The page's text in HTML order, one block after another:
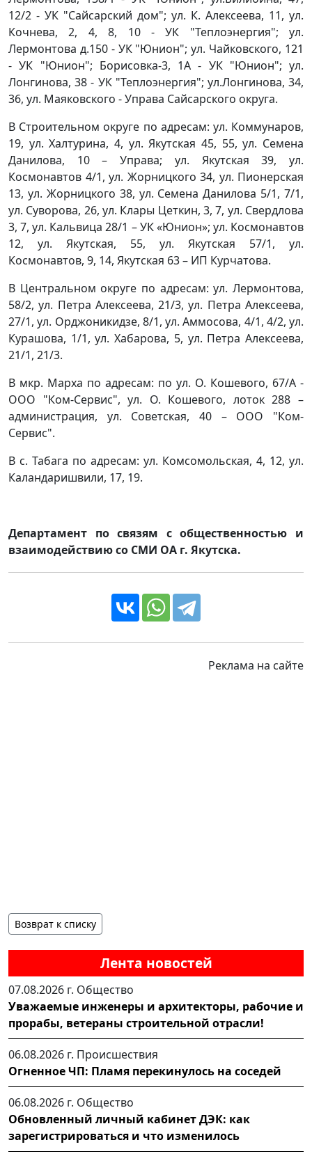
Лента новостей
07.08.2026 г. Общество
Уважаемые инженеры и архитекторы, рабочие и
прорабы, ветераны строительной отрасли!
06.08.2026 г. Происшествия
Огненное ЧП: Пламя перекинулось на соседей
06.08.2026 г. Общество
Обновленный личный кабинет ДЭК: как
зарегистрироваться и что изменилось
12/2 - УК "Сайсарский дом"; ул. К. Алексеева, 11, ул.
Кочнева, 2, 4, 8, 10 - УК "Теплоэнергия"; ул.
Лермонтова д.150 - УК "Юнион"; ул. Чайковского, 121
- УК "Юнион"; Борисовка-3, 1А - УК "Юнион"; ул.
Лонгинова, 38 - УК "Теплоэнергия"; ул.Лонгинова, 34,
36, ул. Маяковского - Управа Сайсарского округа.
В Строительном округе по адресам: ул. Коммунаров,
19, ул. Халтурина, 4, ул. Якутская 45, 55, ул. Семена
Данилова, 10 – Управа; ул. Якутская 39, ул.
Космонавтов 4/1, ул. Жорницкого 34, ул. Пионерская
13, ул. Жорницкого 38, ул. Семена Данилова 5/1, 7/1,
ул. Суворова, 26, ул. Клары Цеткин, 3, 7, ул. Свердлова
3, 7, ул. Кальвица 28/1 – УК «Юнион»; ул. Космонавтов
12, ул. Якутская, 55, ул. Якутская 57/1, ул.
Космонавтов, 9, 14, Якутская 63 – ИП Курчатова.
В Центральном округе по адресам: ул. Лермонтова,
58/2, ул. Петра Алексеева, 21/3, ул. Петра Алексеева,
27/1, ул. Орджоникидзе, 8/1, ул. Аммосова, 4/1, 4/2, ул.
Курашова, 1/1, ул. Хабарова, 5, ул. Петра Алексеева,
21/1, 21/3.
В мкр. Марха по адресам: по ул. О. Кошевого, 67/А -
ООО "Ком-Сервис", ул. О. Кошевого, лоток 288 –
администрация, ул. Советская, 40 – ООО "Ком-
Сервис".
В с. Табага по адресам: ул. Комсомольская, 4, 12, ул.
Каландаришвили, 17, 19.
Департамент по связям с общественностью и
взаимодействию со СМИ ОА г. Якутска.
Реклама на сайте
Возврат к списку